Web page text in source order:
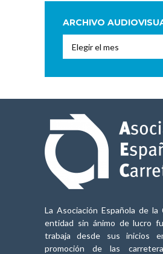
ARCHIVO
Audiovisual
La Asociación Española de la
entidad sin ánimo de lucro
trabaja desde sus inicios
promoción de las